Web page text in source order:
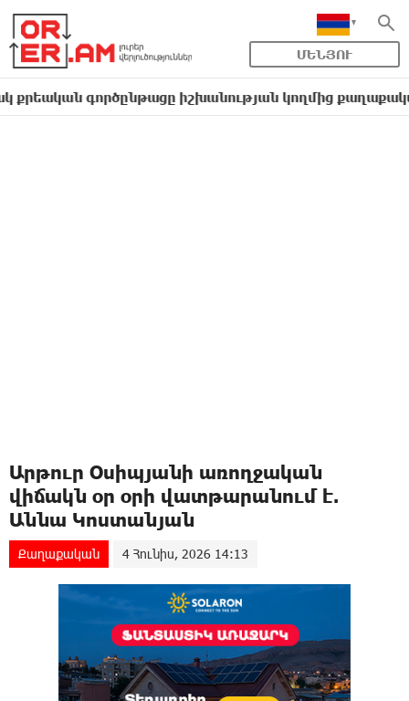
ՄԵՆՅՈՒ
իշխանության կողմից քաղաքական
Արթուր Օսիպյանի առողջական
վիճակն օր օրի վատթարանում է.
Աննա Կոստանյան
Քաղաքական 4 Հունիս, 2026 14:13